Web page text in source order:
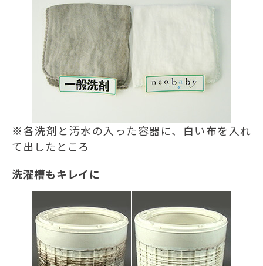
※各洗剤と汚水の入った容器に、白い布を入れ
て出したところ
洗濯槽もキレイに